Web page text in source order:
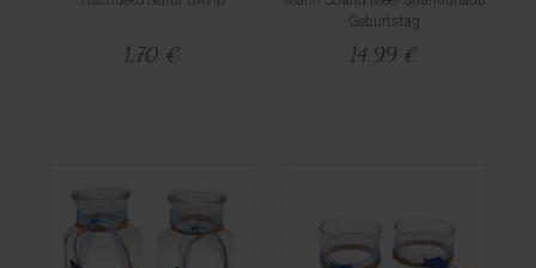
1,70 €
Geburtstag
14,99 €